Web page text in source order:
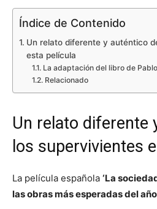
Índice de Contenido
Un relato diferente y auténtico
esta película
La adaptación del libro de
Relacionado
Un relato diferente
los supervivientes
La película española ‘La
las obras más esperadas del año